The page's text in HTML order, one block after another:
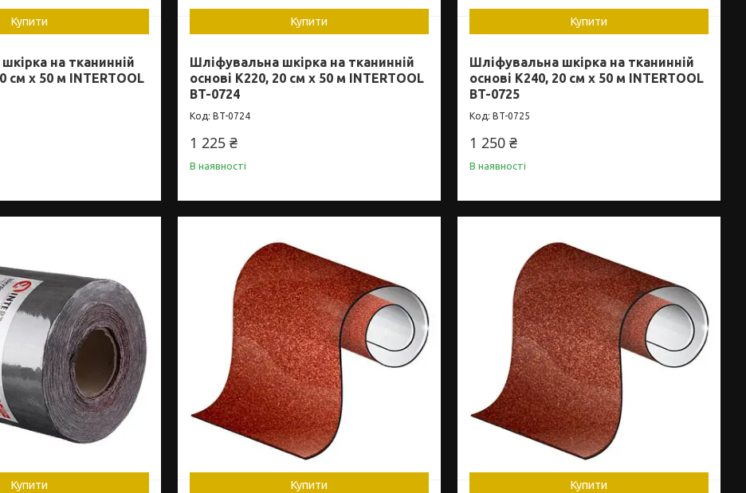
Купити
на тканинній
см x 50 м INTERTOOL
Купити
Шліфувальна шкірка на тканинній
основі К220, 20 см x 50 м INTERTOOL
BT-0724
BT-0724
1 225 ₴
В наявності
Купити
Шліфувальна шкірка на тканинній
основі К240, 20 см x 50 м INTERTOOL
BT-0725
BT-0725
1 250 ₴
В наявності
Купити Купити Купити